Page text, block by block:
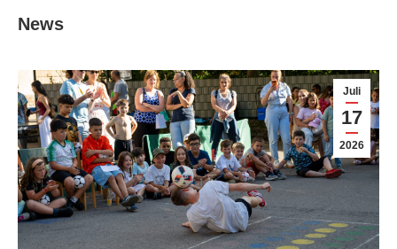
News
Juli
17
2026